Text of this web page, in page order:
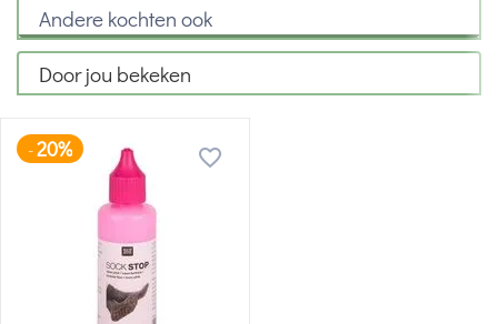
Andere kochten ook
Door jou bekeken
-20%